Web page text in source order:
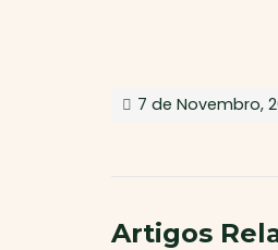
7 de Novembro,
Artigos